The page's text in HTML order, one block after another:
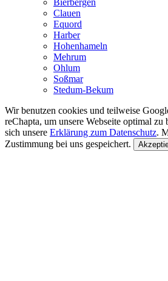
Clauen
Equord
Harber
Hohenhameln
Mehrum
Ohlum
Soßmar
Stedum-Bekum
Wir benutzen cookies und teilweise
reChapta, um unsere Webseite optimal
sich unsere Erklärung zum Datenschutz.
Zustimmung bei uns gespeichert.